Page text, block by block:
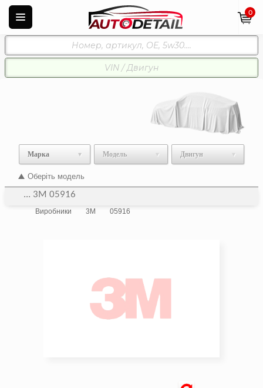
0
Марка Модель Двигун
Оберіть модель
... 3M 05916
Виробники 3M 05916